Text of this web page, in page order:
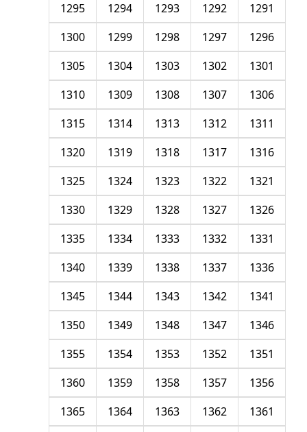
1291
1292
1293
1294
1295
1296
1297
1298
1299
1300
1301
1302
1303
1304
1305
1306
1307
1308
1309
1310
1311
1312
1313
1314
1315
1316
1317
1318
1319
1320
1321
1322
1323
1324
1325
1326
1327
1328
1329
1330
1331
1332
1333
1334
1335
1336
1337
1338
1339
1340
1341
1342
1343
1344
1345
1346
1347
1348
1349
1350
1351
1352
1353
1354
1355
1356
1357
1358
1359
1360
1361
1362
1363
1364
1365